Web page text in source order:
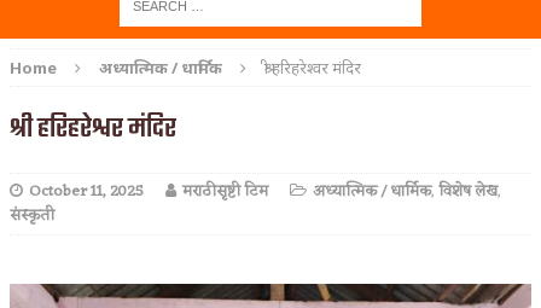
ताम्र – एक अफलातून धातू (COPPER)
अशी एक कविता लिहू इच्छिते
पाटलाची विहीर
पुस्तके बदलायची आहेत तुम्हाला!
Home अध्यात्मिक / धार्मिक श्री हरिहरेश्वर मंदिर
श्री हरिहरेश्वर मंदिर
October 11, 2025 मराठीसृष्टी टिम अध्यात्मिक / धार्मिक,विशेष लेख,
संस्कृती